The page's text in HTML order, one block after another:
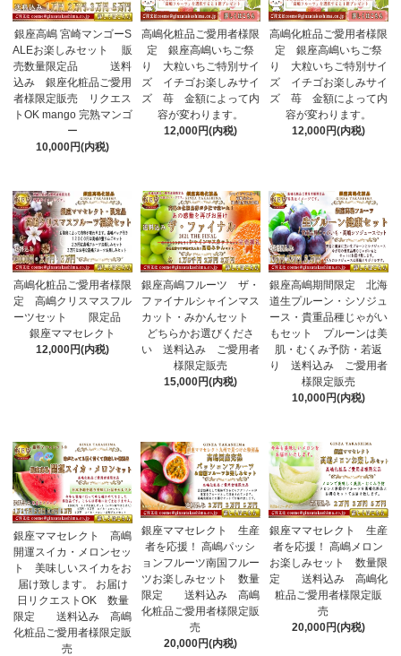
銀座高嶋 宮崎マンゴーS
ALEお楽しみセット 販
売数量限定品 送料
込み 銀座化粧品ご愛用
者様限定販売 リクエス
トOK mango 完熟マンゴ
ー
10,000円(内税)
高嶋化粧品ご愛用者様限
定 銀座高嶋いちご祭
り 大粒いちご特別サイ
ズ イチゴお楽しみサイ
ズ 苺 金額によって内
容が変わります。
12,000円(内税)
高嶋化粧品ご愛用者様限
定 銀座高嶋いちご祭
り 大粒いちご特別サイ
ズ イチゴお楽しみサイ
ズ 苺 金額によって内
容が変わります。
12,000円(内税)
高嶋化粧品ご愛用者様限
定 高嶋クリスマスフル
ーツセット 限定品
銀座ママセレクト
12,000円(内税)
銀座高嶋フルーツ ザ・
ファイナルシャインマス
カット・みかんセット
どちらかお選びくださ
い 送料込み ご愛用者
様限定販売
15,000円(内税)
銀座高嶋期間限定 北海
道生プルーン・シソジュ
ース・貴重品種じゃがい
もセット プルーンは美
肌・むくみ予防・若返
り 送料込み ご愛用者
様限定販売
10,000円(内税)
銀座ママセレクト 高嶋
開運スイカ・メロンセッ
ト 美味しいスイカをお
届け致します。 お届け
日リクエストOK 数量
限定 送料込み 高嶋
化粧品ご愛用者様限定販
売
銀座ママセレクト 生産
者を応援！ 高嶋パッシ
ョンフルーツ南国フルー
ツお楽しみセット 数量
限定 送料込み 高嶋
化粧品ご愛用者様限定販
売
20,000円(内税)
銀座ママセレクト 生産
者を応援！ 高嶋メロン
お楽しみセット 数量限
定 送料込み 高嶋化
粧品ご愛用者様限定販
売
20,000円(内税)